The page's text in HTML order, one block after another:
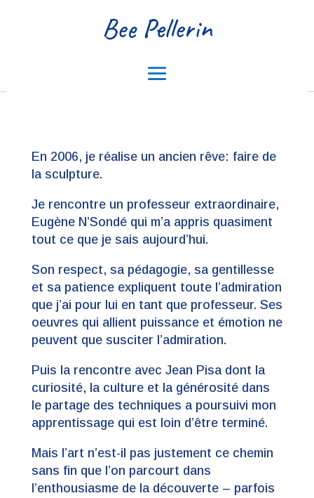
Bee Pellerin
En 2006, je réalise un ancien rêve: faire de
la sculpture.
Je rencontre un professeur extraordinaire,
Eugène N’Sondé qui m’a appris quasiment
tout ce que je sais aujourd’hui.
Son respect, sa pédagogie, sa gentillesse
et sa patience expliquent toute l’admiration
que j’ai pour lui en tant que professeur. Ses
oeuvres qui allient puissance et émotion ne
peuvent que susciter l’admiration.
Puis la rencontre avec Jean Pisa dont la
curiosité, la culture et la générosité dans
le partage des techniques a poursuivi mon
apprentissage qui est loin d’être terminé.
Mais l’art n’est-il pas justement ce chemin
sans fin que l’on parcourt dans
l’enthousiasme de la découverte – parfois